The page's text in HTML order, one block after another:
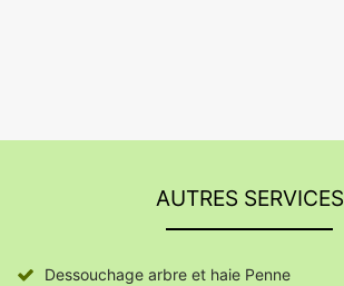
AUTRES SERVICES
Dessouchage arbre et haie Penne